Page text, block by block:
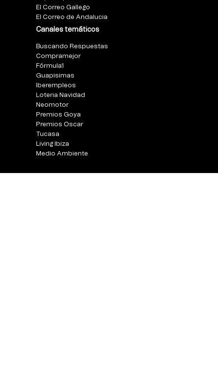
El Correo Gallego
El Correo de Andalucia
Canales temáticos
Buscando Respuestas
Compramejor
Fórmula1
Guapisimas
Iberempleos
Loteria Navidad
Neomotor
Premios Goya
Premios Oscar
Tucasa
Living Ibiza
Medio Ambiente